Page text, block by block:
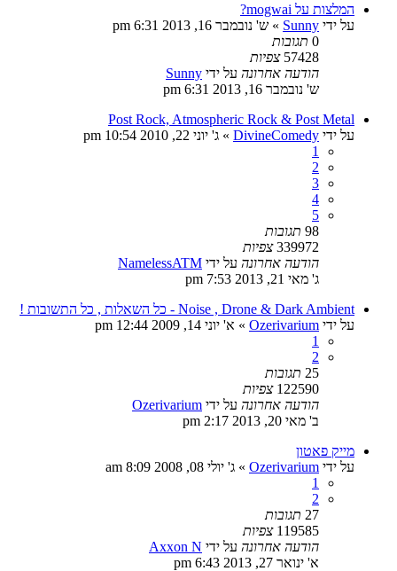
המלצות על mogwai?
על ידי Sunny
» ש' נובמבר 16, 2013 6:31 pm
0 תגובות
57428 צפיות
הודעה אחרונה על ידי Sunny
ש' נובמבר 16, 2013 6:31 pm
Post Rock, Atmospheric Rock & Post Metal
על ידי DivineComedy
» ג' יוני 22, 2010 10:54 pm
1
2
3
4
5
98 תגובות
339972 צפיות
הודעה אחרונה על ידי NamelessATM
ג' מאי 21, 2013 7:53 pm
Noise , Drone & Dark Ambient - כל השאלות , כל התשובות !
על ידי Ozerivarium
» א' יוני 14, 2009 12:44 pm
1
2
25 תגובות
122590 צפיות
הודעה אחרונה על ידי Ozerivarium
ב' מאי 20, 2013 2:17 pm
מייק פאטון
על ידי Ozerivarium
» ג' יולי 08, 2008 8:09 am
1
2
27 תגובות
119585 צפיות
הודעה אחרונה על ידי Axxon N
א' ינואר 27, 2013 6:43 pm